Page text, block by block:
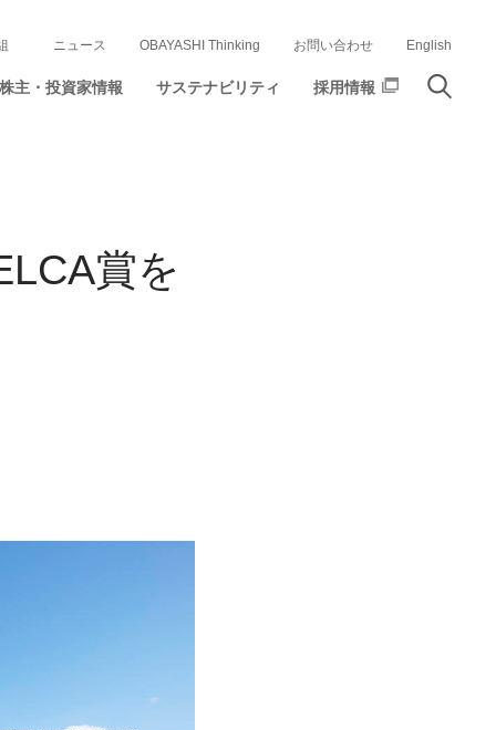
主・投資家情報 サステナビリティ 採用情報
ニュース OBAYASHI Thinking お問い合わせ English
賞を